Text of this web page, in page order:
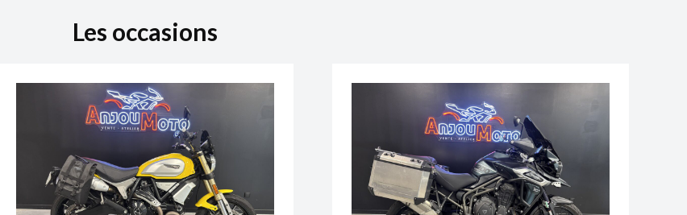
Les occasions